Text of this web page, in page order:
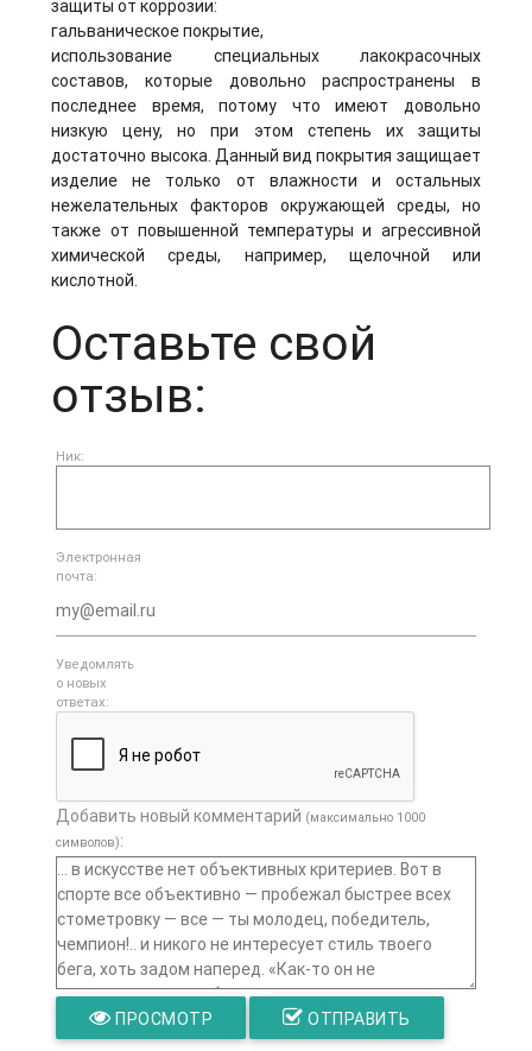
защиты от коррозии:
гальваническое покрытие,
использование специальных лакокрасочных
составов, которые довольно распространены в
последнее время, потому что имеют довольно
низкую цену, но при этом степень их защиты
достаточно высока. Данный вид покрытия защищает
изделие не только от влажности и остальных
нежелательных факторов окружающей среды, но
также от повышенной температуры и агрессивной
химической среды, например, щелочной или
кислотной.
Оставьте свой
отзыв:
Ник:
Электронная
почта:
Уведомлять
о новых
ответах:
Добавить новый комментарий (максимально 1000
символов):
ПРОСМОТР ОТПРАВИТЬ